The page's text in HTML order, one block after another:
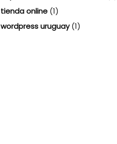
tienda online(1)
wordpress uruguay(1)